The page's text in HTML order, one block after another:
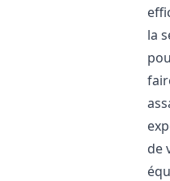
la
de